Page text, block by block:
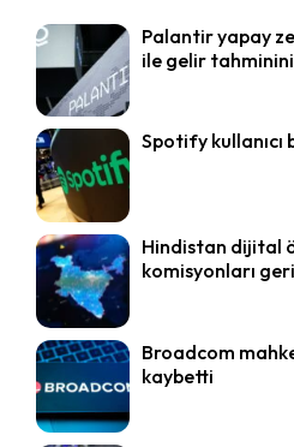
Palantir yapay
ile gelir
Spotify kullanıcı
Hindistan dijital
komisyonları
Broadcom
kaybetti